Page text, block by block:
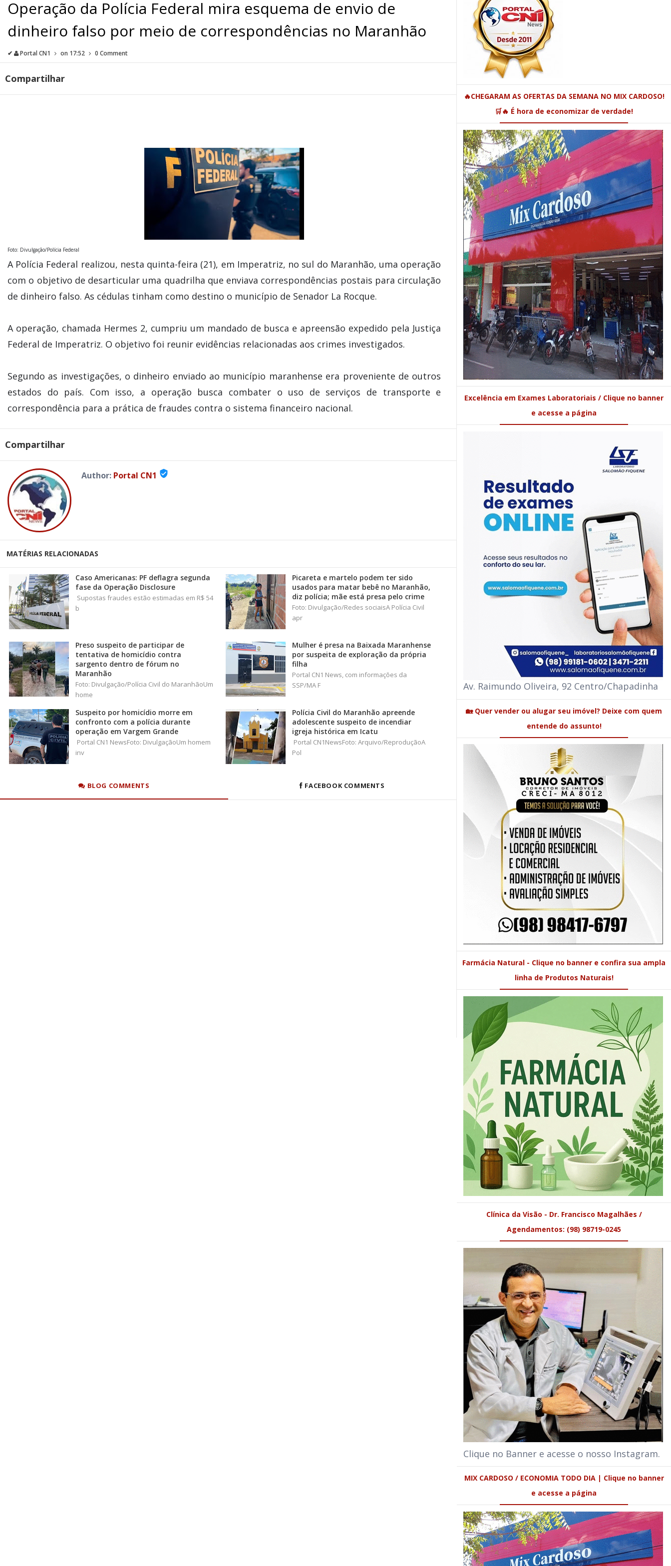
Operação da Polícia Federal mira esquema de envio de
dinheiro falso por meio de correspondências no Maranhão
✔ Portal CN1 on 17:52 0 Comment
Compartilhar
Foto: Divulgação/Polícia Federal
A Polícia Federal realizou, nesta quinta-feira (21), em Imperatriz, no sul do Maranhão, uma operação
com o objetivo de desarticular uma quadrilha que enviava correspondências postais para circulação
de dinheiro falso. As cédulas tinham como destino o município de Senador La Rocque.
A operação, chamada Hermes 2, cumpriu um mandado de busca e apreensão expedido pela Justiça
Federal de Imperatriz. O objetivo foi reunir evidências relacionadas aos crimes investigados.
Segundo as investigações, o dinheiro enviado ao município maranhense era proveniente de outros
estados do país. Com isso, a operação busca combater o uso de serviços de transporte e
correspondência para a prática de fraudes contra o sistema financeiro nacional.
Compartilhar
Author: Portal CN1 verified_user
MATÉRIAS RELACIONADAS
Caso Americanas: PF deflagra segunda
fase da Operação Disclosure
Supostas fraudes estão estimadas em R$ 54
b
Picareta e martelo podem ter sido
usados para matar bebê no Maranhão,
diz polícia; mãe está presa pelo crime
Foto: Divulgação/Redes sociaisA Polícia Civil
apr
Preso suspeito de participar de
tentativa de homicídio contra
sargento dentro de fórum no
Maranhão
Foto: Divulgação/Polícia Civil do MaranhãoUm
home
Mulher é presa na Baixada Maranhense
por suspeita de exploração da própria
filha
Portal CN1 News, com informações da
SSP/MA F
Suspeito por homicídio morre em
confronto com a polícia durante
operação em Vargem Grande
Portal CN1 NewsFoto: DivulgaçãoUm homem
inv
Polícia Civil do Maranhão apreende
adolescente suspeito de incendiar
igreja histórica em Icatu
Portal CN1NewsFoto: Arquivo/ReproduçãoA
Pol
BLOG COMMENTS FACEBOOK COMMENTS
🔥CHEGARAM AS OFERTAS DA SEMANA NO MIX CARDOSO!
🛒🔥 É hora de economizar de verdade!
Excelência em Exames Laboratoriais / Clique no banner
e acesse a página
Av. Raimundo Oliveira, 92 Centro/Chapadinha
🏡 Quer vender ou alugar seu imóvel? Deixe com quem
entende do assunto!
Farmácia Natural - Clique no banner e confira sua ampla
linha de Produtos Naturais!
Clínica da Visão - Dr. Francisco Magalhães /
Agendamentos: (98) 98719-0245
Clique no Banner e acesse o nosso Instagram.
MIX CARDOSO / ECONOMIA TODO DIA | Clique no banner
e acesse a página